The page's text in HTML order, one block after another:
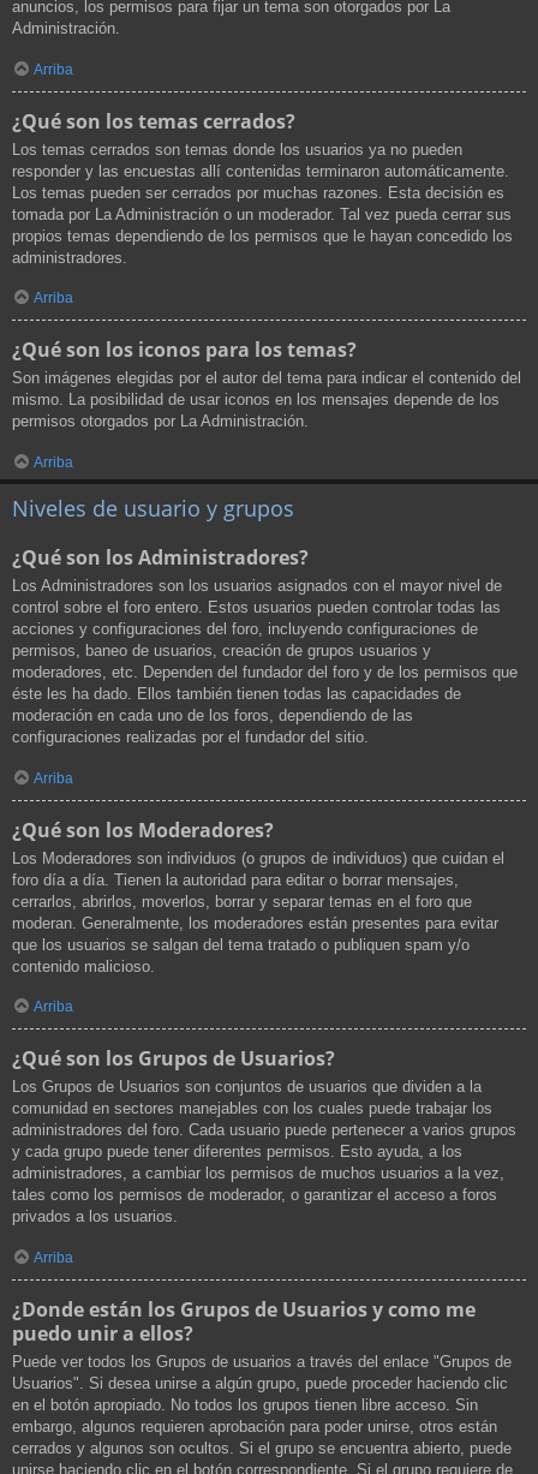
anuncios, los permisos para fijar un tema son otorgados por La
Administración.
Arriba
¿Qué son los temas cerrados?
Los temas cerrados son temas donde los usuarios ya no pueden
responder y las encuestas allí contenidas terminaron automáticamente.
Los temas pueden ser cerrados por muchas razones. Esta decisión es
tomada por La Administración o un moderador. Tal vez pueda cerrar sus
propios temas dependiendo de los permisos que le hayan concedido los
administradores.
Arriba
¿Qué son los iconos para los temas?
Son imágenes elegidas por el autor del tema para indicar el contenido del
mismo. La posibilidad de usar iconos en los mensajes depende de los
permisos otorgados por La Administración.
Arriba
Niveles de usuario y grupos
¿Qué son los Administradores?
Los Administradores son los usuarios asignados con el mayor nivel de
control sobre el foro entero. Estos usuarios pueden controlar todas las
acciones y configuraciones del foro, incluyendo configuraciones de
permisos, baneo de usuarios, creación de grupos usuarios y
moderadores, etc. Dependen del fundador del foro y de los permisos que
éste les ha dado. Ellos también tienen todas las capacidades de
moderación en cada uno de los foros, dependiendo de las
configuraciones realizadas por el fundador del sitio.
Arriba
¿Qué son los Moderadores?
Los Moderadores son individuos (o grupos de individuos) que cuidan el
foro día a día. Tienen la autoridad para editar o borrar mensajes,
cerrarlos, abrirlos, moverlos, borrar y separar temas en el foro que
moderan. Generalmente, los moderadores están presentes para evitar
que los usuarios se salgan del tema tratado o publiquen spam y/o
contenido malicioso.
Arriba
¿Qué son los Grupos de Usuarios?
Los Grupos de Usuarios son conjuntos de usuarios que dividen a la
comunidad en sectores manejables con los cuales puede trabajar los
administradores del foro. Cada usuario puede pertenecer a varios grupos
y cada grupo puede tener diferentes permisos. Esto ayuda, a los
administradores, a cambiar los permisos de muchos usuarios a la vez,
tales como los permisos de moderador, o garantizar el acceso a foros
privados a los usuarios.
Arriba
¿Donde están los Grupos de Usuarios y como me
puedo unir a ellos?
Puede ver todos los Grupos de usuarios a través del enlace "Grupos de
Usuarios". Si desea unirse a algún grupo, puede proceder haciendo clic
en el botón apropiado. No todos los grupos tienen libre acceso. Sin
embargo, algunos requieren aprobación para poder unirse, otros están
cerrados y algunos son ocultos. Si el grupo se encuentra abierto, puede
unirse haciendo clic en el botón correspondiente. Si el grupo requiere de